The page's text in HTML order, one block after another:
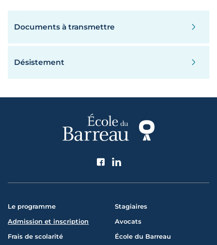
Documents à transmettre
Désistement
Suivez l'École du Barreau
Le programme
Admission et inscription
Frais de scolarité
Stagiaires
Avocats
École du Barreau